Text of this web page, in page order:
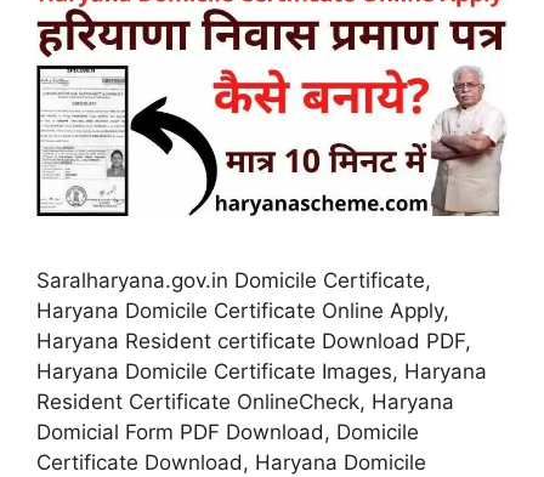
Saralharyana.gov.in Domicile Certificate,
Haryana Domicile Certificate Online Apply,
Haryana Resident certificate Download PDF,
Haryana Domicile Certificate Images, Haryana
Resident Certificate OnlineCheck, Haryana
Domicial Form PDF Download, Domicile
Certificate Download, Haryana Domicile